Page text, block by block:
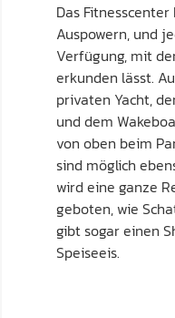
Das
Auspowern, und
Verfügung, mit
erkunden lässt.
privaten Yacht,
und dem
von oben beim
sind möglich
wird eine ganze
geboten, wie
gibt sogar einen
Speiseeis.